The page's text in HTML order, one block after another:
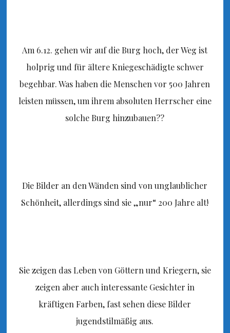
Am 6.12. gehen wir auf die Burg hoch, der Weg ist
holprig und für ältere Kniegeschädigte schwer
begehbar. Was haben die Menschen vor 500 Jahren
leisten müssen, um ihrem absoluten Herrscher eine
solche Burg hinzubauen??
Die Bilder an den Wänden sind von unglaublicher
Schönheit, allerdings sind sie „nur“ 200 Jahre alt!
Sie zeigen das Leben von Göttern und Kriegern, sie
zeigen aber auch interessante Gesichter in
kräftigen Farben, fast sehen diese Bilder
jugendstilmäßig aus.